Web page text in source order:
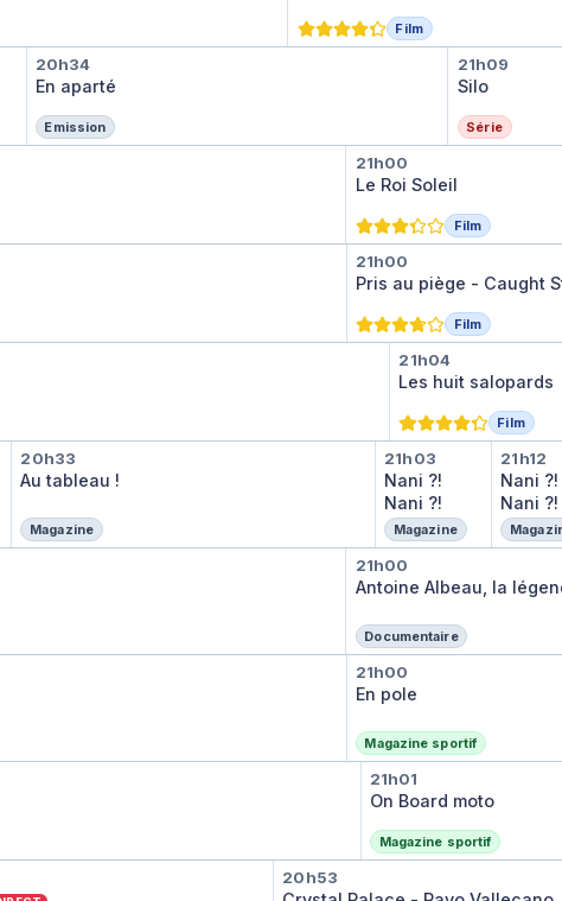
Film
En aparté
20h34
En aparté
Emission
Silo
21h09
Silo
Série
Le Roi Soleil
21h00
Le Roi Soleil
Film
Pris au piège -
21h00
Pris au piège - Caught
Film
Les huit
21h04
Les huit salopards
Film
slip
Au tableau !
20h33
Au tableau !
Magazine
Nani ?! Nani ?!
21h03
Nani ?!
Nani ?!
Magazine
Nani
21h12
Nani ?!
Nani ?!
Antoine Albeau,
21h00
Antoine Albeau, la
Documentaire
En pole
21h00
En pole
Magazine sportif
On Board moto
21h01
On Board moto
Magazine sportif
Crystal Palace - Rayo
20h53